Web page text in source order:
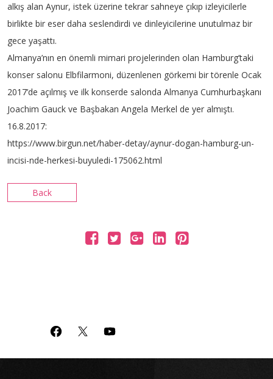
alkış alan Aynur, istek üzerine tekrar sahneye çıkıp izleyicilerle
birlikte bir eser daha seslendirdi ve dinleyicilerine unutulmaz bir
gece yaşattı.
Almanya’nın en önemli mimari projelerinden olan Hamburg’taki
konser salonu Elbfilarmoni, düzenlenen görkemi bir törenle Ocak
2017’de açılmış ve ilk konserde salonda Almanya Cumhurbaşkanı
Joachim Gauck ve Başbakan Angela Merkel de yer almıştı.
16.8.2017:
https://www.birgun.net/haber-detay/aynur-dogan-hamburg-un-
incisi-nde-herkesi-buyuledi-175062.html
Back